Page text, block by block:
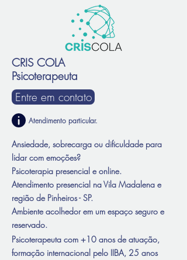
CRIS COLA
Psicoterapeuta
Entre em contato
Atendimento particular.
Ansiedade, sobrecarga ou dificuldade para
lidar com emoções?​​
Psicoterapia presencial e online.
Atendimento presencial na Vila Madalena e
região de Pinheiros - SP.
Ambiente acolhedor em um espaço seguro e
reservado.
Psicoterapeuta com +10 anos de atuação,
formação internacional pelo IIBA, 25 anos